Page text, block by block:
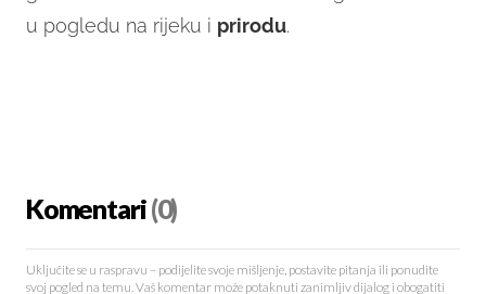
u pogledu na rijeku i prirodu.
Komentari(0)
Uključite se u raspravu – podijelite svoje mišljenje, postavite pitanja ili ponudite
svoj pogled na temu. Vaš komentar može potaknuti zanimljiv dijalog i obogatiti